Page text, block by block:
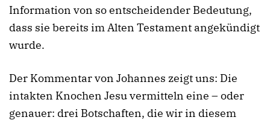
Information von so entscheidender Bedeutung,
dass sie bereits im Alten Testament angekündigt
wurde.
Der Kommentar von Johannes zeigt uns: Die
intakten Knochen Jesu vermitteln eine – oder
genauer: drei Botschaften, die wir in diesem